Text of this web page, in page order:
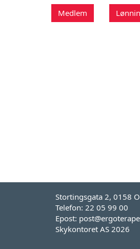
Medlem
Stortingsgata 2, 0158
Telefon: 22 05 99 00
Epost:
Skykontoret AS 2026